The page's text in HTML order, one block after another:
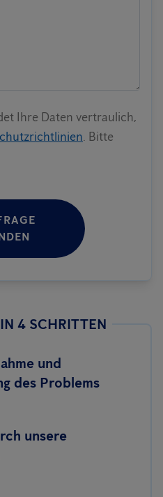
Ihre Daten vertraulich,
. Bitte
4 SCHRITTEN
und
des Problems
unsere